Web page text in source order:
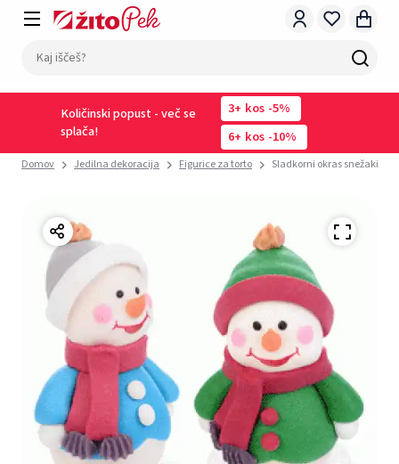
Količinski popust - več se
splača!
3 kos -5%
6
kos -10%
Domov Jedilna dekoracija Figurice za torto Sladkorni okras snežaki